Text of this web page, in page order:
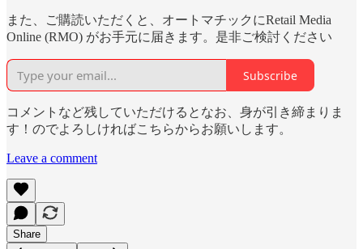
また、ご購読いただくと、オートマチックにRetail Media
Online (RMO) がお手元に届きます。是非ご検討ください
Subscribe
コメントなど残していただけるとなお、身が引き締まりま
す！のでよろしければこちらからお願いします。
Leave a comment
Share